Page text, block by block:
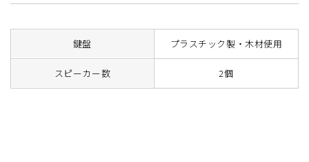
鍵盤 プラスチック製・木材使用
スピーカー数 2個